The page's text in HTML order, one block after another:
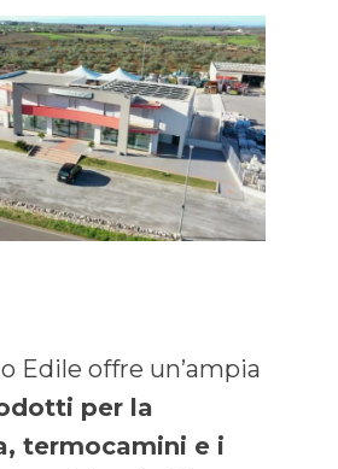
Edile offre un’ampia
per la
termocamini e i